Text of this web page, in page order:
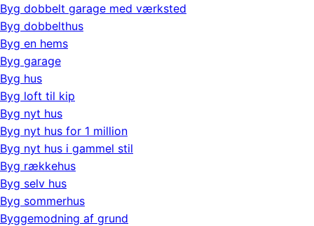
Byg dobbelt garage med værksted
Byg dobbelthus
Byg en hems
Byg garage
Byg hus
Byg loft til kip
Byg nyt hus
Byg nyt hus for 1 million
Byg nyt hus i gammel stil
Byg rækkehus
Byg selv hus
Byg sommerhus
Byggemodning af grund